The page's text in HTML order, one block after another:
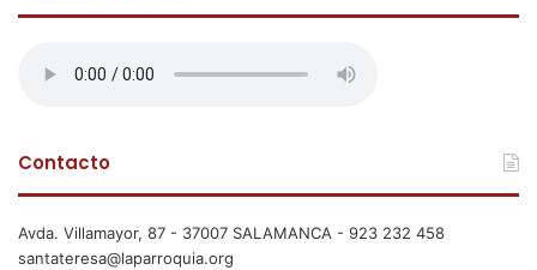
Contacto
Avda. Villamayor, 87 - 37007 SALAMANCA - 923 232 458
santateresa@laparroquia.org